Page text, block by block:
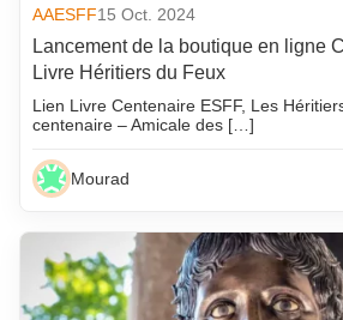
AAESFF15 Oct. 2024
Lancement de la boutique en ligne
Livre Héritiers du Feux
Lien Livre Centenaire ESFF, Les
centenaire – Amicale des […]
Mourad